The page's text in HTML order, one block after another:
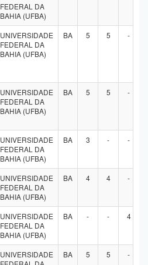
FEDERAL DA
BAHIA (UFBA)
UNIVERSIDADE
FEDERAL DA
BAHIA (UFBA)
BA 5 5 -
UNIVERSIDADE
FEDERAL DA
BAHIA (UFBA)
BA 5 5 -
UNIVERSIDADE
FEDERAL DA
BAHIA (UFBA)
BA 3 - -
UNIVERSIDADE
FEDERAL DA
BAHIA (UFBA)
BA 4 4 -
UNIVERSIDADE
FEDERAL DA
BAHIA (UFBA)
BA - - 4
UNIVERSIDADE
BA 5 5 -